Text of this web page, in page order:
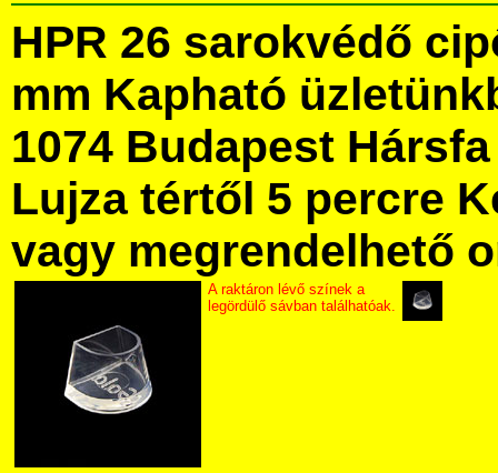
HPR 26 sarokvédő
mm Kapható
1074 Budapest
Lujza tértől 5 percre
vagy megrendelhető
A raktáron lévő színek a
legördülő sávban találhatóak.